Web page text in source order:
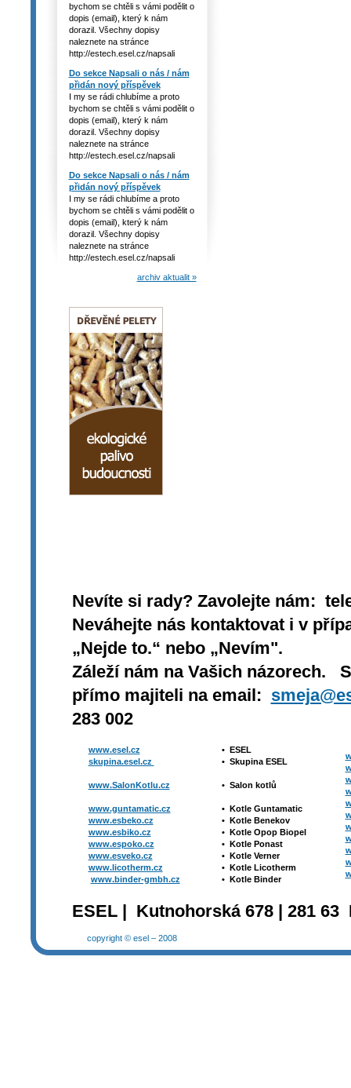
bychom se chtěli s vámi podělit o
dopis (email), který k nám
dorazil. Všechny dopisy
naleznete na stránce
http://estech.esel.cz/napsali
Do sekce Napsali o nás / nám
přidán nový příspěvek
I my se rádi chlubíme a proto
bychom se chtěli s vámi podělit o
dopis (email), který k nám
dorazil. Všechny dopisy
naleznete na stránce
http://estech.esel.cz/napsali
Do sekce Napsali o nás / nám
přidán nový příspěvek
I my se rádi chlubíme a proto
bychom se chtěli s vámi podělit o
dopis (email), který k nám
dorazil. Všechny dopisy
naleznete na stránce
http://estech.esel.cz/napsali
archiv aktualit »
Nevíte si rady? Zavolejte nám:
Neváhejte nás kontaktovat i v
„Nejde to.“ nebo „Nevím".
Záleží nám na Vašich názorech.
přímo majiteli na email:
283 002
www.esel.cz
skupina.esel.cz
www.SalonKotlu.cz
www.guntamatic.cz
www.esbeko.cz
www.esbiko.cz
www.espoko.cz
www.esveko.cz
www.licotherm.cz
www.binder-gmbh.cz
• ESEL
• Skupina ESEL
• Salon kotlů
• Kotle Guntamatic
• Kotle Benekov
• Kotle Opop Biopel
• Kotle Ponast
• Kotle Verner
• Kotle Licotherm
• Kotle Binder
ESEL | Kutnohorská 678 | 281
copyright © esel – 2008